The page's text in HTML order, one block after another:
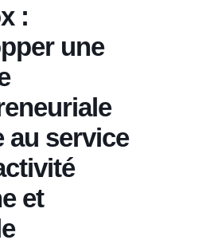
:
une
au service
et